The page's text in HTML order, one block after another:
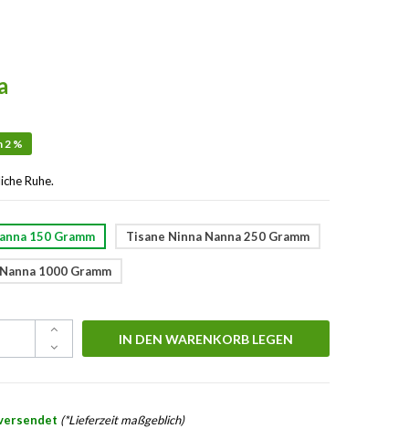
2 %
Ruhe.
150 Gramm Tisane Ninna Nanna 250 Gramm
1000 Gramm
IN DEN WARENKORB LEGEN
(*Lieferzeit maßgeblich)